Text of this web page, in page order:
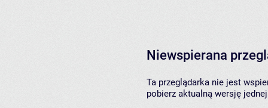
Niewspierana
Ta przeglądarka nie jest
pobierz aktualną wersję